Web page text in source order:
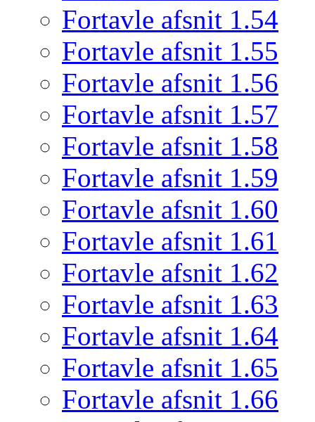
Fortavle afsnit 1.54
Fortavle afsnit 1.55
Fortavle afsnit 1.56
Fortavle afsnit 1.57
Fortavle afsnit 1.58
Fortavle afsnit 1.59
Fortavle afsnit 1.60
Fortavle afsnit 1.61
Fortavle afsnit 1.62
Fortavle afsnit 1.63
Fortavle afsnit 1.64
Fortavle afsnit 1.65
Fortavle afsnit 1.66